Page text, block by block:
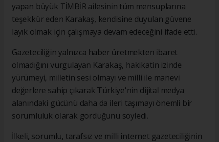
yapan büyük TİMBİR ailesinin tüm mensuplarına
teşekkür eden Karakaş, kendisine duyulan güvene
layık olmak için çalışmaya devam edeceğini ifade etti.
Gazeteciliğin yalnızca haber üretmekten ibaret
olmadığını vurgulayan Karakaş, hakikatin izinde
yürümeyi, milletin sesi olmayı ve milli ile manevi
değerlere sahip çıkarak Türkiye'nin dijital medya
alanındaki gücünü daha da ileri taşımayı önemli bir
sorumluluk olarak gördüğünü söyledi.
İlkeli, sorumlu, tarafsız ve milli internet gazeteciliğinin